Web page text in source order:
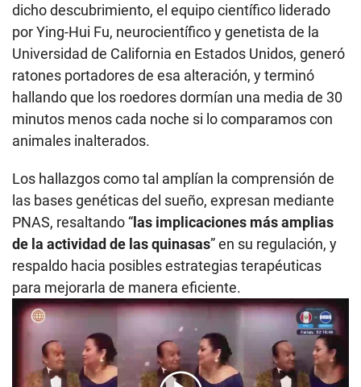
dicho descubrimiento, el equipo científico liderado
por Ying-Hui Fu, neurocientífico y genetista de la
Universidad de California en Estados Unidos, generó
ratones portadores de esa alteración, y terminó
hallando que los roedores dormían una media de 30
minutos menos cada noche si lo comparamos con
animales inalterados.
Los hallazgos como tal amplían la comprensión de
las bases genéticas del sueño, expresan mediante
PNAS, resaltando “las implicaciones más amplias
de la actividad de las quinasas” en su regulación, y
respaldo hacia posibles estrategias terapéuticas
para mejorarla de manera eficiente.